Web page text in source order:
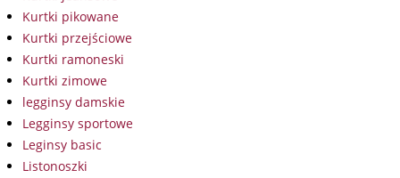
Kurtki pikowane
Kurtki przejściowe
Kurtki ramoneski
Kurtki zimowe
legginsy damskie
Legginsy sportowe
Leginsy basic
Listonoszki